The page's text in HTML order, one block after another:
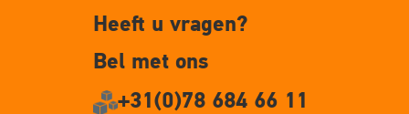
Heeft u vragen?
Bel met ons
+31(0)78 684 66 11